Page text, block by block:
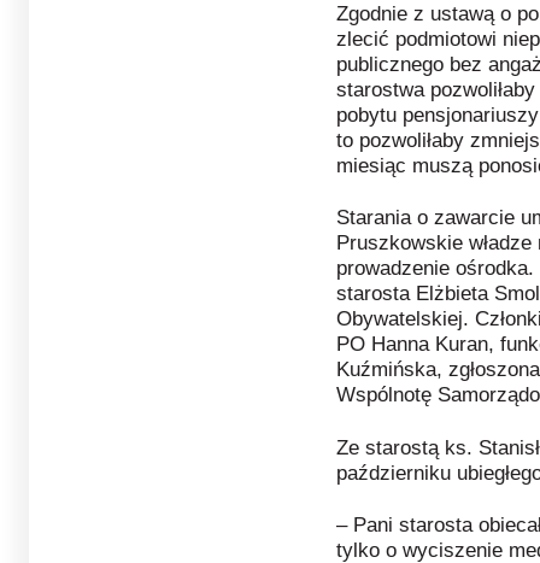
Zgodnie z ustawą o
zlecić podmiotowi
publicznego bez
starostwa
pobytu
to pozwoliłaby
miesiąc muszą
Starania o zawarcie
Pruszkowskie
prowadzenie
starosta Elżbieta
Obywatelskiej.
PO Hanna Kuran,
Kuźmińska,
Wspólnotę
Ze starostą ks.
październiku
– Pani starosta
tylko o wyciszenie